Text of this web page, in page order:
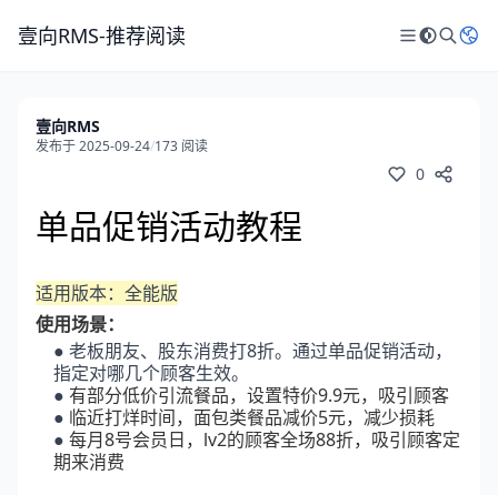
壹向RMS-推荐阅读
壹向RMS
发布于 2025-09-24/173 阅读
0
单品促销活动教程
适用版本：全能版
使用场景：
● 老板朋友、股东消费打8折。通过单品促销活动，
指定对哪几个顾客生效。
● 有部分低价引流餐品，设置特价9.9元，吸引顾客
● 临近打烊时间，面包类餐品减价5元，减少损耗
● 每月8号会员日，lv2的顾客全场88折，吸引顾客定
期来消费